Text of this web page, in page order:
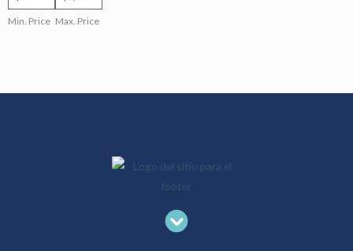
Min. Price Max. Price
Menu